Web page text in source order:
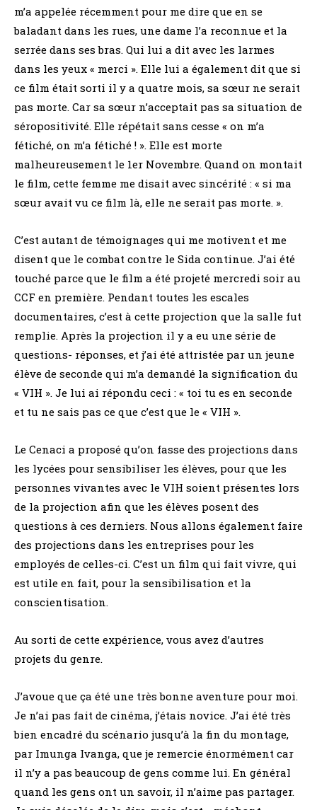
m’a appelée récemment pour me dire que en se
baladant dans les rues, une dame l’a reconnue et la
serrée dans ses bras. Qui lui a dit avec les larmes
dans les yeux « merci ». Elle lui a également dit que si
ce film était sorti il y a quatre mois, sa sœur ne serait
pas morte. Car sa sœur n’acceptait pas sa situation de
séropositivité. Elle répétait sans cesse « on m’a
fétiché, on m’a fétiché ! ». Elle est morte
malheureusement le 1er Novembre. Quand on montait
le film, cette femme me disait avec sincérité : « si ma
sœur avait vu ce film là, elle ne serait pas morte. ».
C’est autant de témoignages qui me motivent et me
disent que le combat contre le Sida continue. J’ai été
touché parce que le film a été projeté mercredi soir au
CCF en première. Pendant toutes les escales
documentaires, c’est à cette projection que la salle fut
remplie. Après la projection il y a eu une série de
questions- réponses, et j’ai été attristée par un jeune
élève de seconde qui m’a demandé la signification du
« VIH ». Je lui ai répondu ceci : « toi tu es en seconde
et tu ne sais pas ce que c’est que le « VIH ».
Le Cenaci a proposé qu’on fasse des projections dans
les lycées pour sensibiliser les élèves, pour que les
personnes vivantes avec le VIH soient présentes lors
de la projection afin que les élèves posent des
questions à ces derniers. Nous allons également faire
des projections dans les entreprises pour les
employés de celles-ci. C’est un film qui fait vivre, qui
est utile en fait, pour la sensibilisation et la
conscientisation.
Au sorti de cette expérience, vous avez d’autres
projets du genre.
J’avoue que ça été une très bonne aventure pour moi.
Je n’ai pas fait de cinéma, j’étais novice. J’ai été très
bien encadré du scénario jusqu’à la fin du montage,
par Imunga Ivanga, que je remercie énormément car
il n’y a pas beaucoup de gens comme lui. En général
quand les gens ont un savoir, il n’aime pas partager.